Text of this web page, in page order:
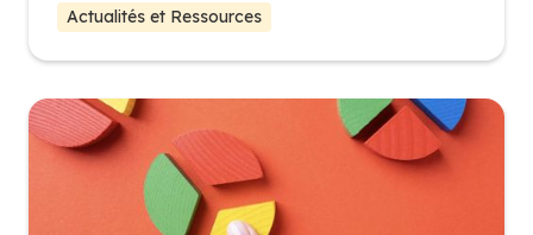
Actualités et Ressources